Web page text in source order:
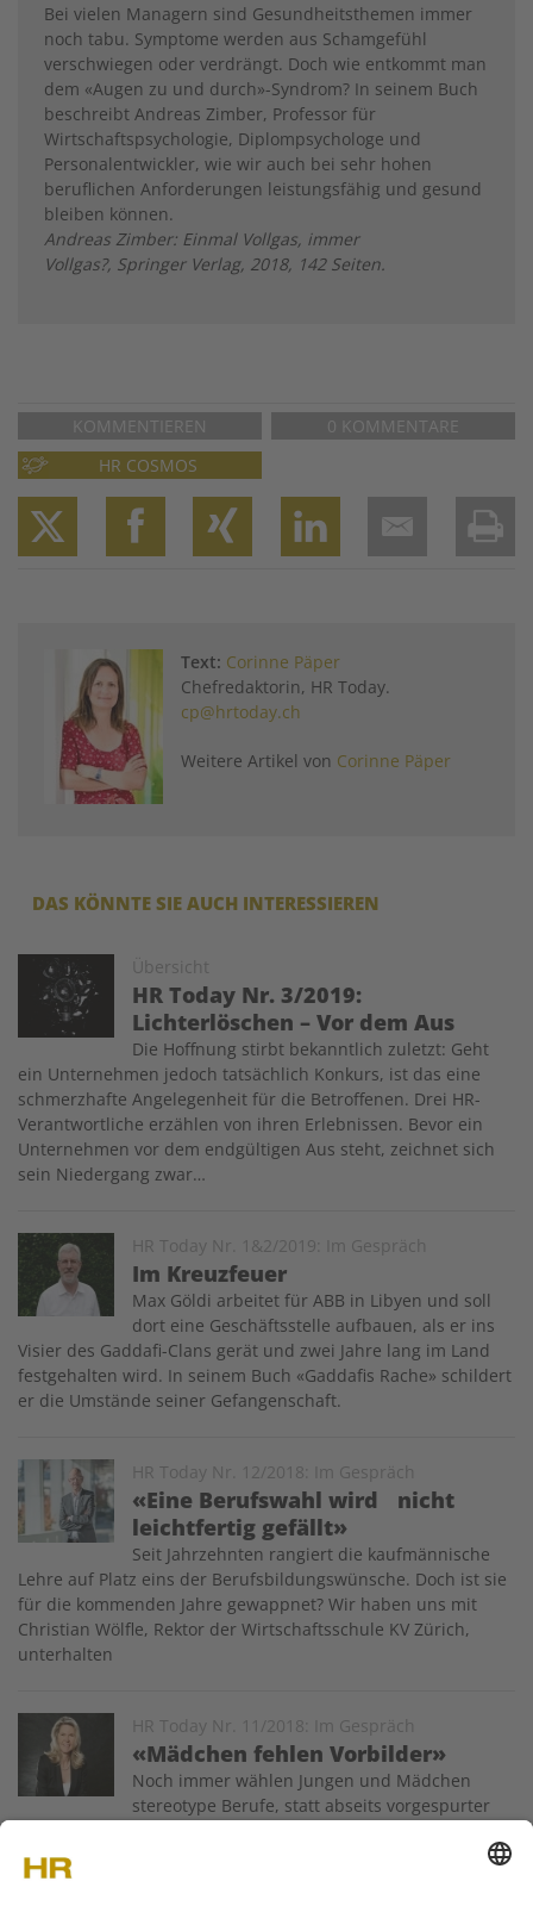
Bei vielen Managern sind Gesundheitsthemen immer
noch tabu. Symptome werden aus Schamgefühl
verschwiegen oder verdrängt. Doch wie entkommt man
dem «Augen zu und durch»-Syndrom? In seinem Buch
beschreibt Andreas Zimber, Professor für
Wirtschaftspsychologie, Diplompsychologe und
Personalentwickler, wie wir auch bei sehr hohen
beruflichen Anforderungen leistungsfähig und gesund
bleiben können.
Andreas Zimber: Einmal Vollgas, immer
Vollgas?, Springer Verlag, 2018, 142 Seiten.
KOMMENTIEREN
0 KOMMENTARE
HR COSMOS
Text: Corinne Päper
Chefredaktorin, HR Today.
cp@hrtoday.ch
Weitere Artikel von Corinne Päper
DAS KÖNNTE SIE AUCH INTERESSIEREN
Übersicht
HR Today Nr. 3/2019:
Lichterlöschen – Vor dem Aus
Image
Die Hoffnung stirbt bekanntlich zuletzt: Geht
ein Unternehmen jedoch tatsächlich Konkurs, ist das eine
schmerzhafte Angelegenheit für die Betroffenen. Drei HR-
Verantwortliche erzählen von ihren Erlebnissen. Bevor ein
Unternehmen vor dem endgültigen Aus steht, zeichnet sich
sein Niedergang zwar…
HR Today Nr. 1&2/2019: Im Gespräch
Im Kreuzfeuer
Image
Max Göldi arbeitet für ABB in Libyen und soll
dort eine Geschäftsstelle aufbauen, als er ins
Visier des Gaddafi-Clans gerät und zwei Jahre lang im Land
festgehalten wird. In seinem Buch «Gaddafis Rache» schildert
er die Umstände seiner Gefangenschaft.
HR Today Nr. 12/2018: Im Gespräch
«Eine Berufswahl wird nicht
leichtfertig gefällt»
Image
Seit Jahrzehnten rangiert die kaufmännische
Lehre auf Platz eins der Berufsbildungswünsche. Doch ist sie
für die kommenden Jahre gewappnet? Wir haben uns mit
Christian Wölfle, Rektor der Wirtschaftsschule KV Zürich,
unterhalten
HR Today Nr. 11/2018: Im Gespräch
«Mädchen fehlen Vorbilder»
Image
Noch immer wählen Jungen und Mädchen
stereotype Berufe, statt abseits vorgespurter
sich auch der Fachkräftemangel. Der Zukunftstag, der am 8.
November zum 18. Mal schweizweit stattfindet, will es